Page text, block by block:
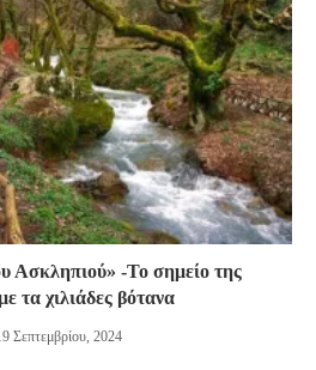
Ασκληπιού» -Το σημείο της
τα χιλιάδες βότανα
Σεπτεμβρίου, 2024